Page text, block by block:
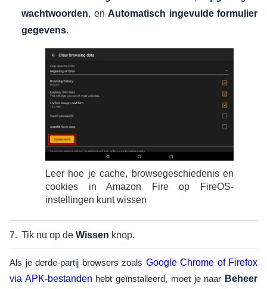
wachtwoorden, en Automatisch ingevulde formulier
gegevens.
Leer hoe je cache, browsegeschiedenis en
cookies in Amazon Fire op FireOS-
instellingen kunt wissen
Tik nu op de Wissen knop.
Als je derde-partij browsers zoals Google Chrome of Firefox
via APK-bestanden hebt geïnstalleerd, moet je naar Beheer